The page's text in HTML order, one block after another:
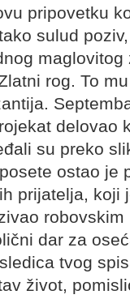
pripovetku
sulud
rog. To
delovao
su preko
ostao je
prijatelja, koji
dar za
tvog
život,